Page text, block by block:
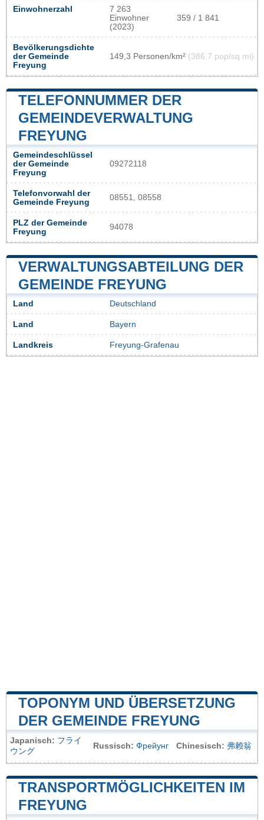
Einwohnerzahl
7 263
Einwohner
(2023)
359 / 1 841
Bevölkerungsdichte
der Gemeinde
Freyung
149,3 Personen/km² (386,7 pop/sq mi)
TELEFONNUMMER DER
GEMEINDEVERWALTUNG
FREYUNG
Gemeindeschlüssel
der Gemeinde
Freyung
09272118
Telefonvorwahl der
Gemeinde Freyung
08551, 08558
PLZ der Gemeinde
Freyung
94078
VERWALTUNGSABTEILUNG DER
GEMEINDE FREYUNG
Land Deutschland
Land Bayern
Landkreis Freyung-Grafenau
TOPONYM UND ÜBERSETZUNG
DER GEMEINDE FREYUNG
Japanisch: フライ
ウング
Russisch: Фрейунг Chinesisch: 弗赖翁
TRANSPORTMÖGLICHKEITEN IM
FREYUNG